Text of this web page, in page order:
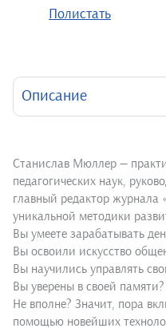
Полистать
Описание
Станислав Мюллер —
педагогических наук,
главный редактор журнала
уникальной методики
Вы умеете зарабатывать
Вы освоили искусство
Вы научились управлять
Вы уверены в своей памяти?
Не вполне? Значит, пора
помощью новейших